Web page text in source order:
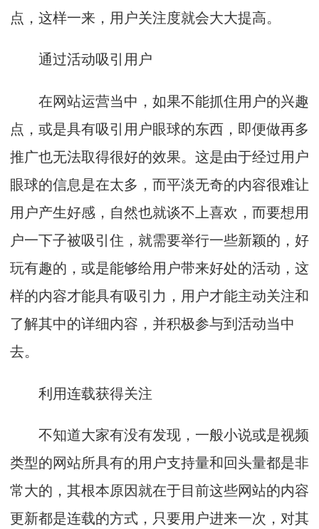
点，这样一来，用户关注度就会大大提高。
通过活动吸引用户
在网站运营当中，如果不能抓住用户的兴趣
点，或是具有吸引用户眼球的东西，即便做再多
推广也无法取得很好的效果。这是由于经过用户
眼球的信息是在太多，而平淡无奇的内容很难让
用户产生好感，自然也就谈不上喜欢，而要想用
户一下子被吸引住，就需要举行一些新颖的，好
玩有趣的，或是能够给用户带来好处的活动，这
样的内容才能具有吸引力，用户才能主动关注和
了解其中的详细内容，并积极参与到活动当中
去。
利用连载获得关注
不知道大家有没有发现，一般小说或是视频
类型的网站所具有的用户支持量和回头量都是非
常大的，其根本原因就在于目前这些网站的内容
更新都是连载的方式，只要用户进来一次，对其